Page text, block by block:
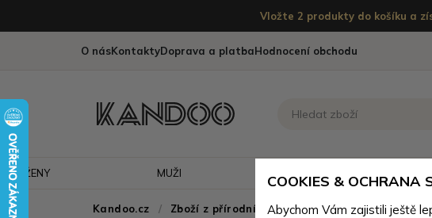
Vložte 2 produkty do košíku a
O násKontaktyDoprava a platbaHodnocení obchodu
ŽENY MUŽI
Kandoo.cz Zboží z přírodní pravé kůže > Zboží z
COOKIES & OCHRANA
Abychom Vám zajistili ještě